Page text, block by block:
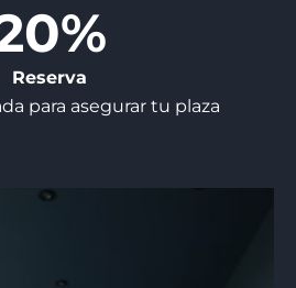
Reserva
para asegurar tu plaza